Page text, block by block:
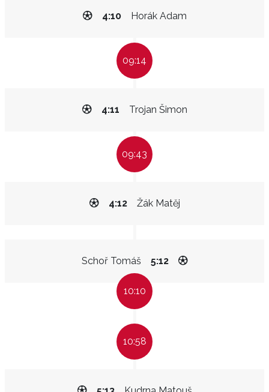
Horák Adam
4:10
09:14
Trojan Šimon
4:11
09:43
Žák Matěj
4:12
Schoř Tomáš 5:12
10:10
10:58